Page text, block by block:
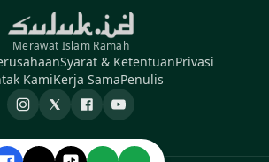
Merawat Islam Ramah
Syarat & KetentuanPrivasi
KamiKerja SamaPenulis
Instagram
X FacebookYouTube